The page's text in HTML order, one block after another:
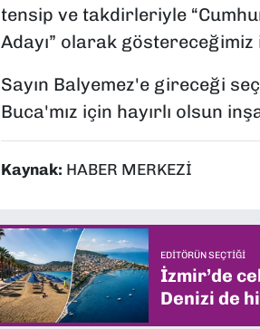
tensip ve takdirleriyle
Adayı” olarak göstereceğimiz
Sayın Balyemez'e gireceği
Buca'mız için hayırlı olsun
Kaynak: HABER MERKEZİ
EDITÖRÜN SEÇTIĞI
İzmir’de
Denizi de